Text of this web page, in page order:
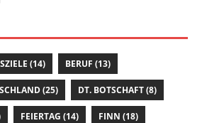
(14) BERUF (13)
(25) DT. BOTSCHAFT(8)
FEIERTAG (14) FINN (18)